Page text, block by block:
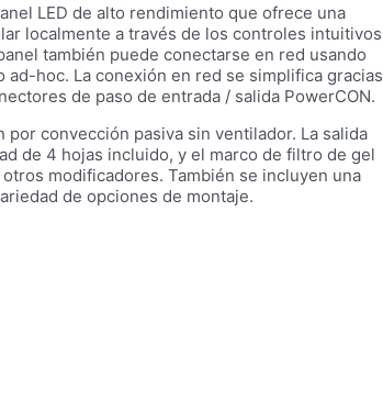
LED de alto rendimiento que ofrece una
localmente a través de los controles intuitivos
también puede conectarse en red usando
hoc. La conexión en red se simplifica gracias
de paso de entrada / salida PowerCON.
convección pasiva sin ventilador. La salida
de 4 hojas incluido, y el marco de filtro de gel
modificadores. También se incluyen una
de opciones de montaje.